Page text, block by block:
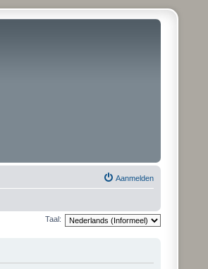
Aanmelden
Taal: